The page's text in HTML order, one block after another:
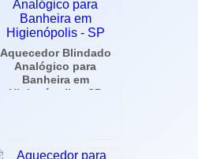
Aquecedor Blindado
Analógico para
Banheira em
Higienópolis - SP